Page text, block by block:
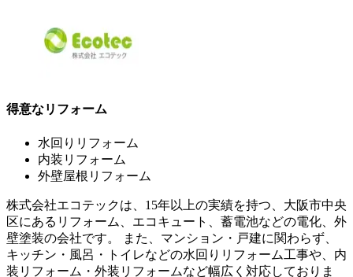
得意なリフォーム
水回りリフォーム
内装リフォーム
外壁屋根リフォーム
株式会社エコテックは、15年以上の実績を持つ、大阪市中央
区にあるリフォーム、エコキュート、蓄電池などの電化、外
壁塗装の会社です。 また、マンション・戸建に関わらず、
キッチン・風呂・トイレなどの水回りリフォーム工事や、内
装リフォーム・外装リフォームなど幅広く対応しておりま